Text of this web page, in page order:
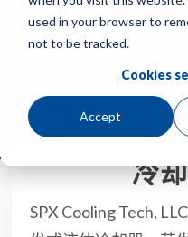
used in your browser to
not to be tracked.
Cookies
Accept
冷
SPX Cooling Tech,